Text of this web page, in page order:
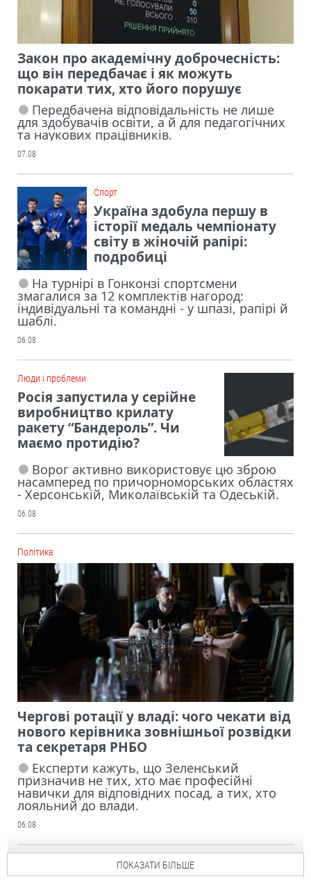
Закон про академічну доброчесність:
що він передбачає і як можуть
покарати тих, хто його порушує
Передбачена відповідальність не лише
для здобувачів освіти, а й для педагогічних
та наукових працівників.
07.08
Cпорт
Україна здобула першу в
історії медаль чемпіонату
світу в жіночій рапірі:
подробиці
На турнірі в Гонконзі спортсмени
змагалися за 12 комплектів нагород:
індивідуальні та командні - у шпазі, рапірі й
шаблі.
06.08
Люди і проблеми
Росія запустила у серійне
виробництво крилату
ракету “Бандероль”. Чи
маємо протидію?
Ворог активно використовує цю зброю
насамперед по причорноморських областях
- Херсонській, Миколаївській та Одеській.
06.08
Політика
Чергові ротації у владі: чого чекати від
нового керівника зовнішньої розвідки
та секретаря РНБО
Експерти кажуть, що Зеленський
призначив не тих, хто має професійні
навички для відповідних посад, а тих, хто
лояльний до влади.
06.08
ПОКАЗАТИ БІЛЬШЕ